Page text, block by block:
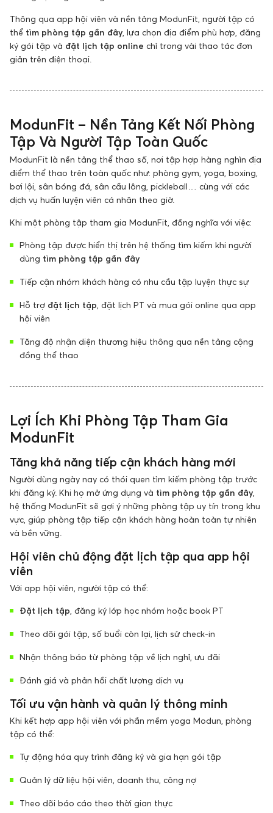
Thông qua app hội viên và nền tảng ModunFit, người tập có
thể tìm phòng tập gần đây , lựa chọn địa điểm phù hợp, đăng
ký gói tập và đặt lịch tập online chỉ trong vài thao tác đơn
giản trên điện thoại.
ModunFit – Nền Tảng Kết Nối Phòng
Tập Và Người Tập Toàn Quốc
ModunFit là nền tảng thể thao số, nơi tập hợp hàng nghìn địa
điểm thể thao trên toàn quốc như: phòng gym, yoga, boxing,
bơi lội, sân bóng đá, sân cầu lông, pickleball… cùng với các
dịch vụ huấn luyện viên cá nhân theo giờ.
Khi một phòng tập tham gia ModunFit, đồng nghĩa với việc:
Phòng tập được hiển thị trên hệ thống tìm kiếm khi người
dùng tìm phòng tập gần đây
Tiếp cận nhóm khách hàng có nhu cầu tập luyện thực sự
Hỗ trợ đặt lịch tập , đặt lịch PT và mua gói online qua app
hội viên
Tăng độ nhận diện thương hiệu thông qua nền tảng cộng
đồng thể thao
Lợi Ích Khi Phòng Tập Tham Gia
ModunFit
Tăng khả năng tiếp cận khách hàng mới
Người dùng ngày nay có thói quen tìm kiếm phòng tập trước
khi đăng ký. Khi họ mở ứng dụng và tìm phòng tập gần đây
hệ thống ModunFit sẽ gợi ý những phòng tập uy tín trong khu
vực, giúp phòng tập tiếp cận khách hàng hoàn toàn tự nhiên
và bền vững.
Hội viên chủ động đặt lịch tập qua app hội
viên
Với app hội viên, người tập có thể:
Đặt lịch tập , đăng ký lớp học nhóm hoặc book PT
Theo dõi gói tập, số buổi còn lại, lịch sử check-in
Nhận thông báo từ phòng tập về lịch nghỉ, ưu đãi
Đánh giá và phản hồi chất lượng dịch vụ
Tối ưu vận hành và quản lý thông minh
Khi kết hợp app hội viên với phần mềm yoga Modun, phòng
tập có thể:
Tự động hóa quy trình đăng ký và gia hạn gói tập
Quản lý dữ liệu hội viên, doanh thu, công nợ
Theo dõi báo cáo theo thời gian thực